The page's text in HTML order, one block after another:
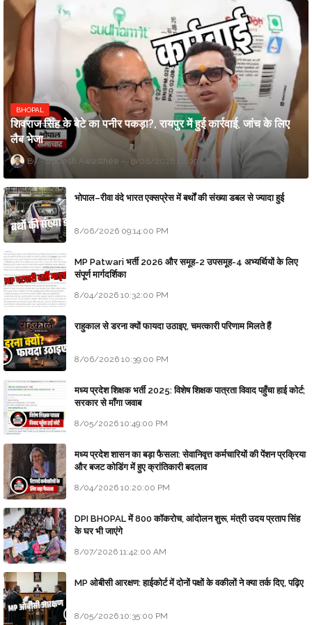
BHOPAL
शिवराज सिंह के बेटे का पनीर पकड़ा?, रायपुर में हुई कार्रवाई, जांच के लिए
लैब भेजा
Updesh Awasthee 8/06/2026 10:09:00 PM
भोपाल–रीवा वंदे भारत एक्सप्रेस में बर्थों की संख्या डबल से ज्यादा हुई
8/06/2026 09:14:00 PM
MP Patwari भर्ती 2026 और समूह-2 उपसमूह-4 अभ्यर्थियों के लिए
संपूर्ण मार्गदर्शिका
8/04/2026 10:32:00 PM
राहुकाल से डरना क्यों फायदा उठाइए, चमत्कारी परिणाम मिलते हैं
8/06/2026 10:39:00 PM
मध्य प्रदेश शिक्षक भर्ती 2025: विशेष शिक्षक पात्रता विवाद पहुँचा हाई कोर्ट;
सरकार से माँगा जवाब
8/05/2026 10:49:00 PM
मध्य प्रदेश शासन का बड़ा फैसला: सेवानिवृत्त कर्मचारियों की पेंशन प्रक्रिया
और बजट कोडिंग में हुए क्रांतिकारी बदलाव
8/04/2026 10:20:00 PM
DPI BHOPAL में 800 कॉकरोच, आंदोलन शुरू, मंत्री उदय प्रताप सिंह
के घर भी जाएंगे
8/07/2026 11:42:00 AM
MP ओबीसी आरक्षण: हाईकोर्ट में दोनों पक्षों के वकीलों ने क्या तर्क दिए, पढ़िए
8/05/2026 10:35:00 PM